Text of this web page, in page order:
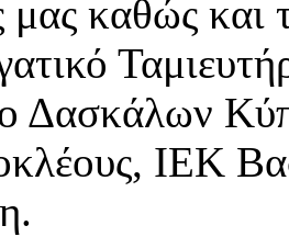
μας καθώς
Δασκάλων
ΙΕΚ